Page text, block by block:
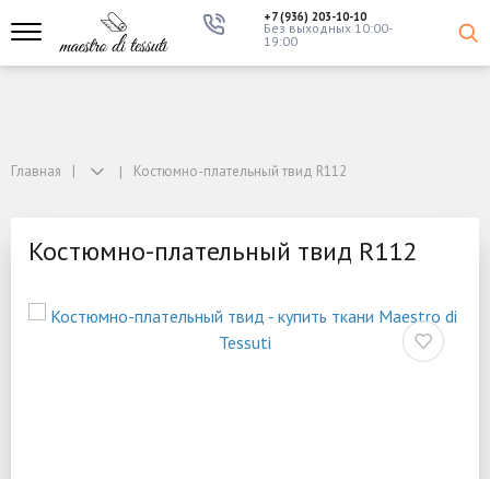
+7 (936) 203-10-10
Без выходных 10:00-
19:00
Главная Костюмно-плательный твид R112
Костюмно-плательный твид R112